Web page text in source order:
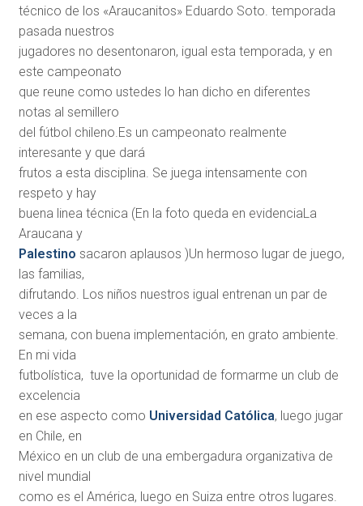
técnico de los «Araucanitos» Eduardo Soto. temporada
pasada nuestros
jugadores no desentonaron, igual esta temporada, y en
este campeonato
que reune como ustedes lo han dicho en diferentes
notas al semillero
del fútbol chileno.Es un campeonato realmente
interesante y que dará
frutos a esta disciplina. Se juega intensamente con
respeto y hay
buena linea técnica (En la foto queda en evidenciaLa
Araucana y
Palestino sacaron aplausos )Un hermoso lugar de juego,
las familias,
difrutando. Los niños nuestros igual entrenan un par de
veces a la
semana, con buena implementación, en grato ambiente.
En mi vida
futbolística, tuve la oportunidad de formarme un club de
excelencia
en ese aspecto como Universidad Católica, luego jugar
en Chile, en
México en un club de una embergadura organizativa de
nivel mundial
como es el América, luego en Suiza entre otros lugares.